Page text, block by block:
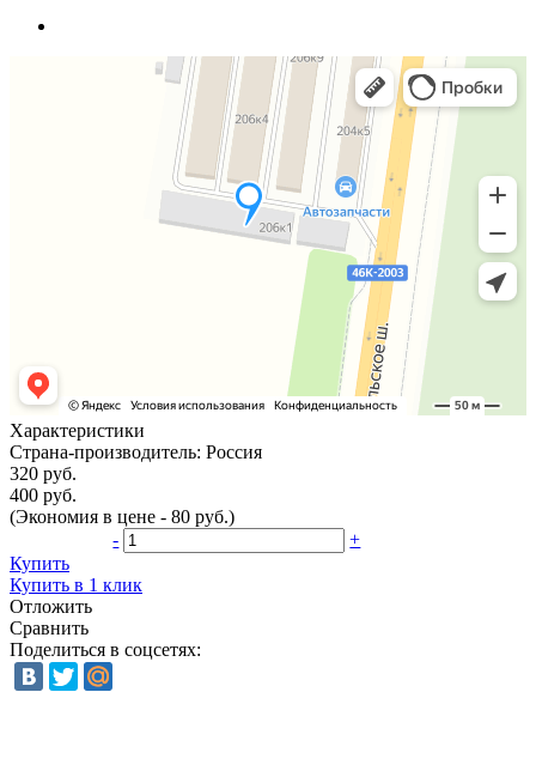
Характеристики
Страна-производитель: Россия
320 руб.
400 руб.
(Экономия в цене - 80 руб.)
-
+
Купить
Купить в 1 клик
Отложить
Сравнить
Поделиться в соцсетях: